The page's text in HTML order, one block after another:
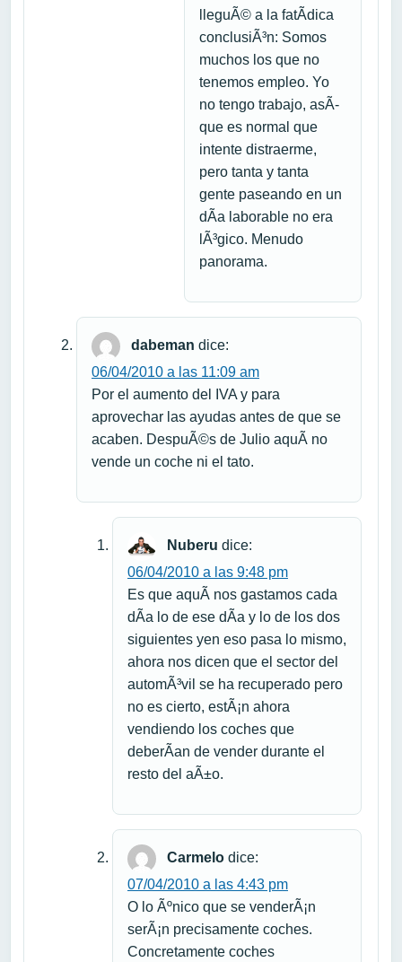
lleguÃ© a la fatÃ­dica
conclusiÃ³n: Somos
muchos los que no
tenemos empleo. Yo
no tengo trabajo, asÃ­
que es normal que
intente distraerme,
pero tanta y tanta
gente paseando en un
dÃ­a laborable no era
lÃ³gico. Menudo
panorama.
dabeman dice:
06/04/2010 a las 11:09 am
Por el aumento del IVA y para
aprovechar las ayudas antes de que se
acaben. DespuÃ©s de Julio aquÃ­ no
vende un coche ni el tato.
Nuberu dice:
06/04/2010 a las 9:48 pm
Es que aquÃ­ nos gastamos cada
dÃ­a lo de ese dÃ­a y lo de los dos
siguientes yen eso pasa lo mismo,
ahora nos dicen que el sector del
automÃ³vil se ha recuperado pero
no es cierto, estÃ¡n ahora
vendiendo los coches que
deberÃ­an de vender durante el
resto del aÃ±o.
Carmelo dice:
07/04/2010 a las 4:43 pm
O lo Ãºnico que se venderÃ¡n
serÃ¡n precisamente coches.
Concretamente coches